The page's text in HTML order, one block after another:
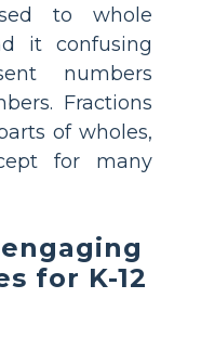
to whole
it confusing
numbers
Fractions
of wholes,
for many
for K-12